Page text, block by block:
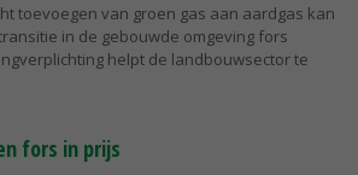
toevoegen van groen gas aan aardgas kan
in de gebouwde omgeving fors
helpt de landbouwsector te
fors in prijs